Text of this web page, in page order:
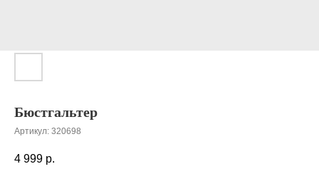
Бюстгальтер
Артикул: 320698
4 999 р.